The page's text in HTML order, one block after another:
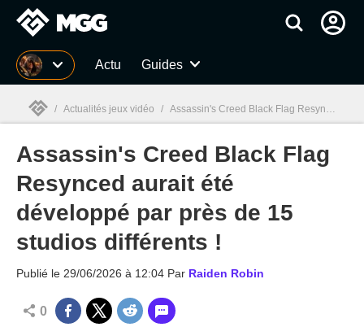
MGG Actu Guides
MGG
/ Actualités jeux vidéo / Assassin's Creed Black Flag Resynced
Assassin's Creed Black Flag
Resynced aurait été
développé par près de 15
studios différents !
Publié le 29/06/2026 à 12:04 Par Raiden Robin
0